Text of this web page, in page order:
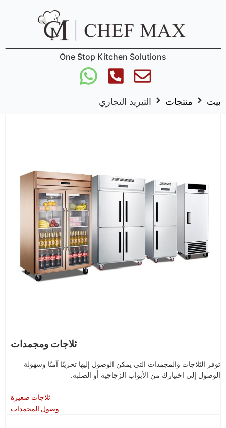
One Stop Kitchen Solutions
بيت منتجات التبريد التجاري
ثلاجات ومجمدات
توفر الثلاجات والمجمدات التي يمكن الوصول إليها تخزينًا آمنًا وسهولة
الوصول إلى اختيارك من الأبواب الزجاجية أو الصلبة.
ثلاجات صغيرة
وصول المجمدات